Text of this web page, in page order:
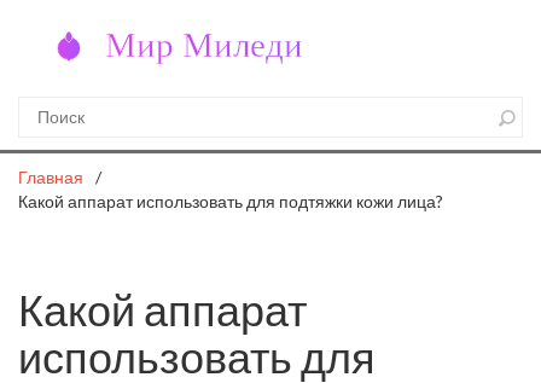
Главная
Какой аппарат использовать для подтяжки кожи лица?
Какой аппарат
использовать для